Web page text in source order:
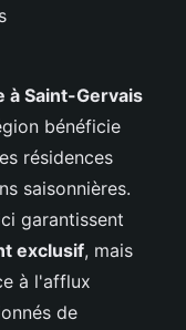
à Saint-Gervais
bénéficie
résidences
saisonnières.
garantissent
exclusif, mais
à l'afflux
de